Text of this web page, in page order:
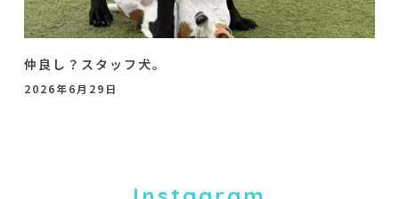
仲良し？スタッフ犬。
2026年6月29日